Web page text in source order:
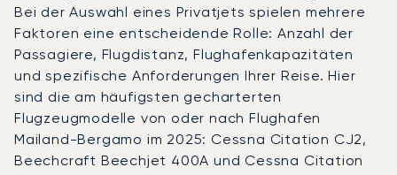
Bei der Auswahl eines Privatjets spielen mehrere
Faktoren eine entscheidende Rolle: Anzahl der
Passagiere, Flugdistanz, Flughafenkapazitäten
und spezifische Anforderungen Ihrer Reise. Hier
sind die am häufigsten gecharterten
Flugzeugmodelle von oder nach Flughafen
Mailand-Bergamo im 2025: Cessna Citation CJ2,
Beechcraft Beechjet 400A und Cessna Citation